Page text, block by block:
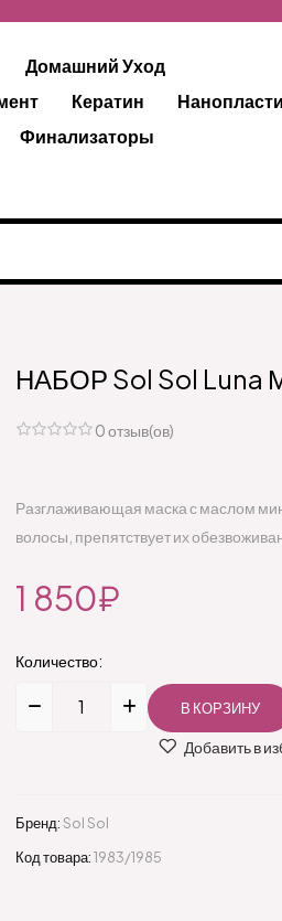
Домашний Уход
Кератин
Финализаторы
НАБОР Sol Sol Luna
0 отзыв(ов)
Разглаживающая маска с маслом
волосы, препятствует их
1 850₽
Количество:
Добавить в
Бренд:Sol Sol
Код товара:1983/1985